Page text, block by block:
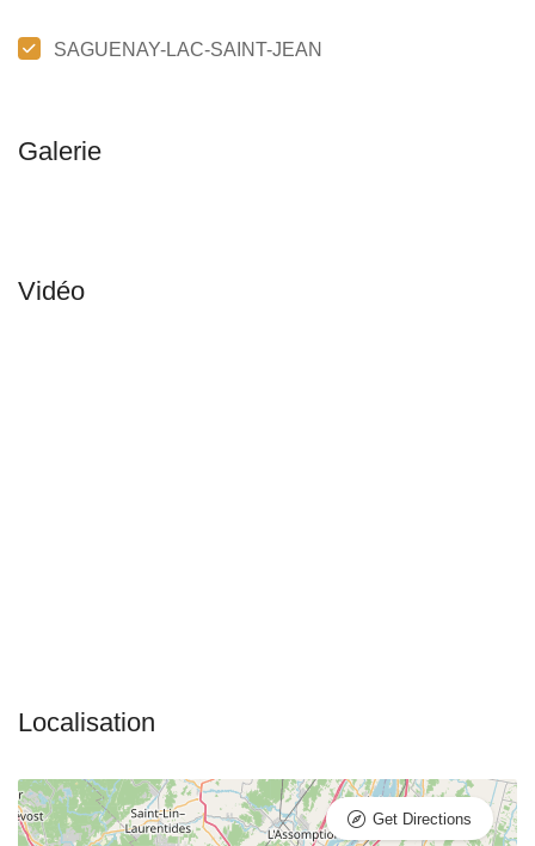
SAGUENAY-LAC-SAINT-JEAN
Get Directions